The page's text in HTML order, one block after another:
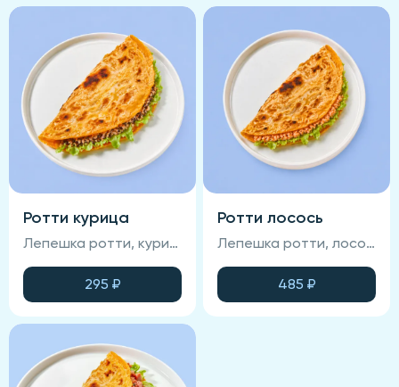
Ротти курица
Лепешка ротти, курица терияки, салат айсберг, древесные грибы
295 ₽
Ротти лосось
Лепешка ротти, лосось терияки, салат айсберг,
485 ₽